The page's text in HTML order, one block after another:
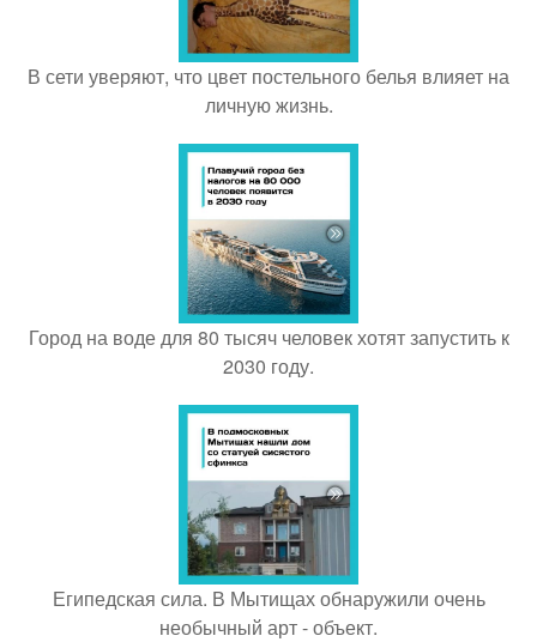
В сети уверяют, что цвет постельного белья влияет на
личную жизнь.
Город на воде для 80 тысяч человек хотят запустить к
2030 году.
Египедская сила. В Мытищах обнаружили очень
необычный арт - объект.